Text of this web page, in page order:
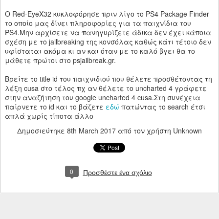
O Red-EyeX32 κυκλοφόρησε πριν λίγο το PS4 Package Finder
το οποίο μας δίνει πληροφορίες για τα παιχνίδια του
PS4.Μην αρχίσετε να πανηγυρίζετε άδικα δεν έχει κάποια
σχέση με το jailbreaking της κονσόλας καθώς κάτι τέτοιο δεν
υφίσταται ακόμα κι αν και όταν με το καλό βγει θα το
μάθετε πρώτοι στο psjailbreak.gr.
Βρείτε το title id του παιχνιδιού που θέλετε προσθέτοντας τη
λέξη cusa στο τέλος πχ αν θέλετε το uncharted 4 γράφετε
στην αναζήτηση του google uncharted 4 cusa.Στη συνέχεια
παίρνετε το id και το βάζετε εδώ πατώντας το search έτσι
απλά χωρίς τίποτα άλλο
Δημοσιεύτηκε 8th March 2017 από τον χρήστη Unknown
0 Προσθέστε ένα σχόλιο